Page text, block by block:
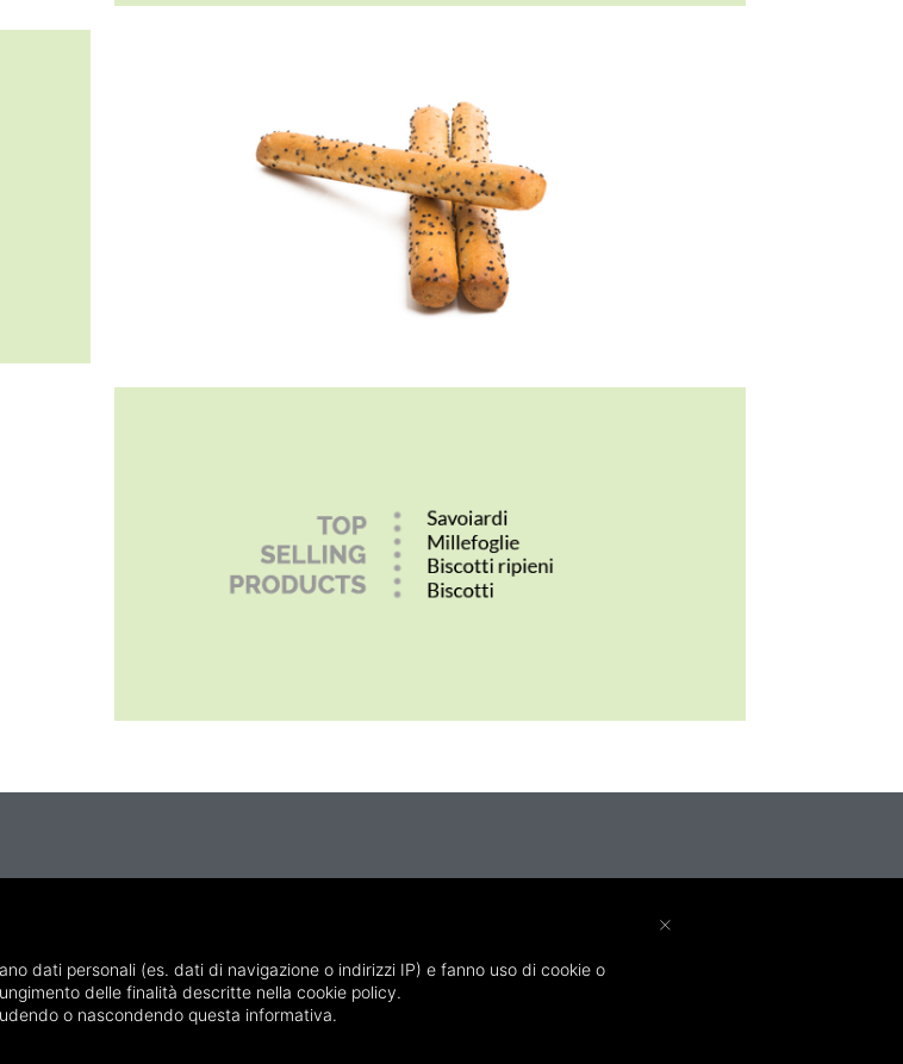
su Instagram
nostri servizi?
dati personali (es. dati di navigazione o indirizzi IP) e fanno uso di cookie o
delle finalità descritte nella cookie policy.
o nascondendo questa informativa.
×